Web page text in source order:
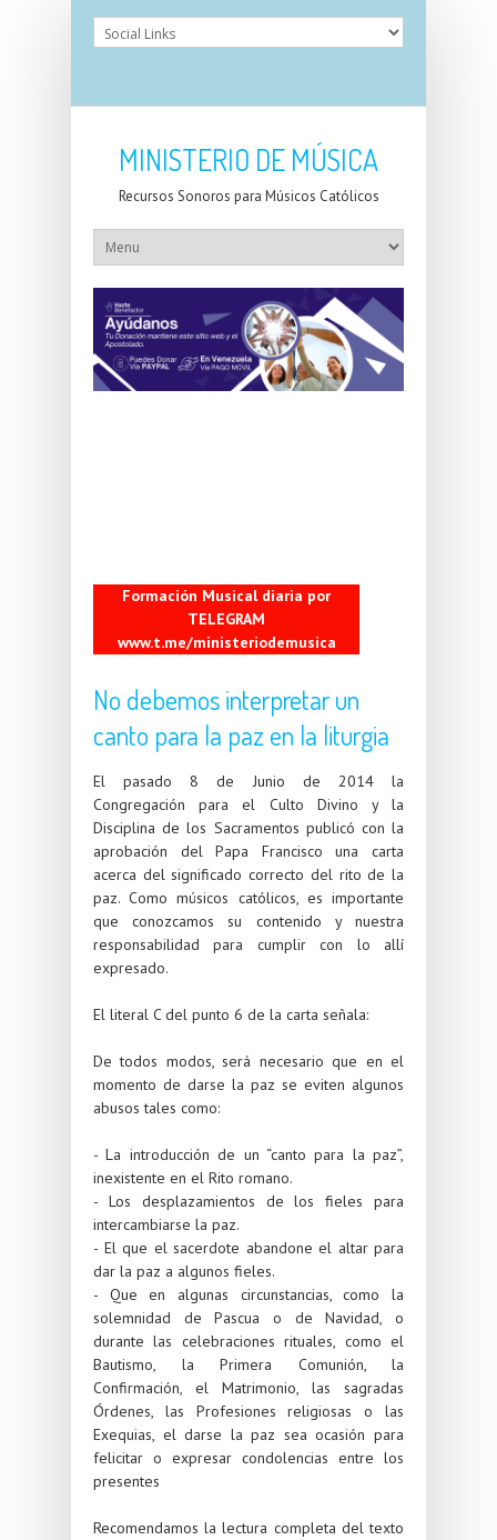
MINISTERIO DE MÚSICA
Recursos Sonoros para Músicos Católicos
Formación Musical diaria por
TELEGRAM
www.t.me/ministeriodemusica
No debemos interpretar un
canto para la paz en la liturgia
El pasado 8 de Junio de 2014 la
Congregación para el Culto Divino y la
Disciplina de los Sacramentos publicó con la
aprobación del Papa Francisco una carta
acerca del significado correcto del rito de la
paz. Como músicos católicos, es importante
que conozcamos su contenido y nuestra
responsabilidad para cumplir con lo allí
expresado.
El literal C del punto 6 de la carta señala:
De todos modos, será necesario que en el
momento de darse la paz se eviten algunos
abusos tales como:
- La introducción de un “canto para la paz”,
inexistente en el Rito romano.
- Los desplazamientos de los fieles para
intercambiarse la paz.
- El que el sacerdote abandone el altar para
dar la paz a algunos fieles.
- Que en algunas circunstancias, como la
solemnidad de Pascua o de Navidad, o
durante las celebraciones rituales, como el
Bautismo, la Primera Comunión, la
Confirmación, el Matrimonio, las sagradas
Órdenes, las Profesiones religiosas o las
Exequias, el darse la paz sea ocasión para
felicitar o expresar condolencias entre los
presentes
Recomendamos la lectura completa del texto